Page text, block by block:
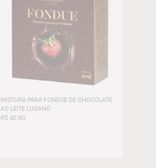
MISTURA PARA FONDUE DE CHOCOLATE
AO LEITE LUGANO
R$ 42,90